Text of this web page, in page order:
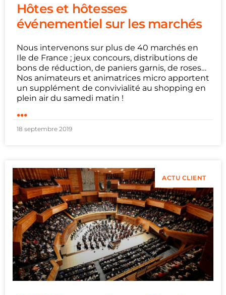
Hôtes et hôtesses
événementiel sur les marchés
Nous intervenons sur plus de 40 marchés en
Ile de France ; jeux concours, distributions de
bons de réduction, de paniers garnis, de roses…
Nos animateurs et animatrices micro apportent
un supplément de convivialité au shopping en
plein air du samedi matin !
...
18 septembre 2019
ACTU CLIENT